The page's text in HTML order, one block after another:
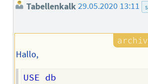
Tabellenkalk29.05.2020 13:11
Hallo,
USE db